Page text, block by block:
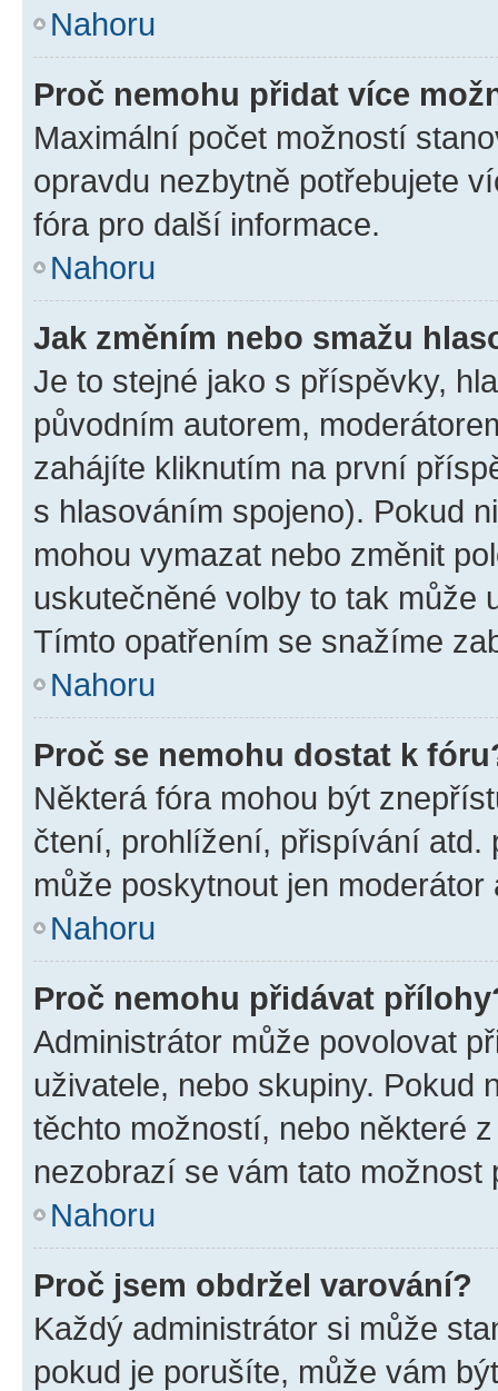
Nahoru
Proč nemohu přidat více
Maximální počet možností
opravdu nezbytně potřebujete
fóra pro další informace.
Nahoru
Jak změním nebo smažu
Je to stejné jako s příspěvky,
původním autorem,
zahájíte kliknutím na první
s hlasováním spojeno). Pokud
mohou vymazat nebo změnit
uskutečněné volby to tak může
Tímto opatřením se snažíme
Nahoru
Proč se nemohu dostat k
Některá fóra mohou být
čtení, prohlížení, přispívání atd.
může poskytnout jen
Nahoru
Proč nemohu přidávat
Administrátor může povolovat
uživatele, nebo skupiny. Pokud
těchto možností, nebo některé
nezobrazí se vám tato
Nahoru
Proč jsem obdržel varování?
Každý administrátor si může
pokud je porušíte, může vám